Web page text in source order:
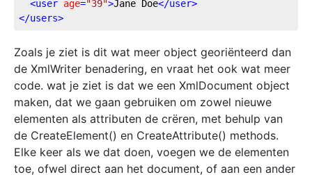
<user age="39">Jane Doe</user>
</users>
Zoals je ziet is dit wat meer object georiënteerd dan
de XmlWriter benadering, en vraat het ook wat meer
code. wat je ziet is dat we een XmlDocument object
maken, dat we gaan gebruiken om zowel nieuwe
elementen als attributen de crëren, met behulp van
de CreateElement() en CreateAttribute() methods.
Elke keer als we dat doen, voegen we de elementen
toe, ofwel direct aan het document, of aan een ander